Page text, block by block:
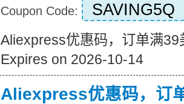
Coupon Code: SAVING5Q
Aliexpress优惠码，订单满39
Expires on 2026-10-14
Aliexpress优惠码，订